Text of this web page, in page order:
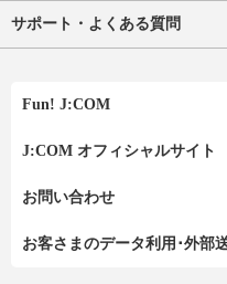
サポート・よくある質問
Fun! J:COM
J:COM オフィシャルサイト
お問い合わせ
お客さまのデータ利用･外部